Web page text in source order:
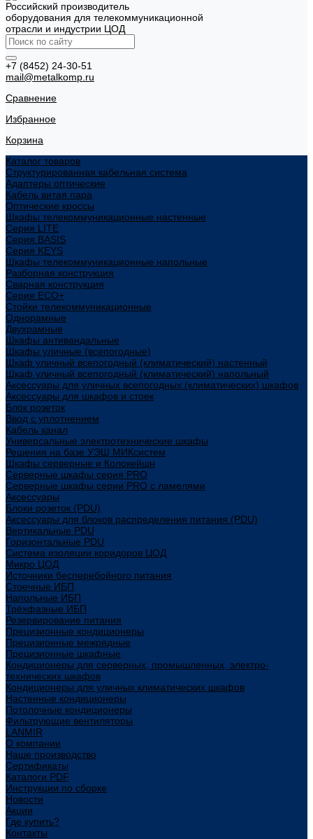
Российский производитель
оборудования для телекоммуникационной
отрасли и индустрии ЦОД
+7 (8452) 24-30-51
mail@metalkomp.ru
Сравнение
Избранное
Корзина
Каталог товаров
Структурированная кабельная система
Адаптеры оптические
Кабель витая пара
Оптические кроссы
Шкафы телекоммуникационные настенные
Cерия LITE
Cерия BASIS
Cерия KEYS
Шкафы телекоммуникационные напольные
Разборная конструкция
Сварная конструкция
Серия ECO+
Стойки телекоммуникационные
Однорамные
Двухрамные
Шкафы антивандальные
Шкафы уличные (всепогодные)
Шкаф уличный всепогодный (климатический) настенный
Шкаф уличный всепогодный (климатический) напольный
Аксессуары для уличных всепогодных (климатических) шкафов
Аксессуары для шкафов и стоек
Блок розеток
Ввод с уплотнением
Кабель канал
Универсальные электротехнические шкафы
Решения на базе УЭШ МИКсистем
Шкафы серверные и Колокейшн
Серверные шкафы серия PRO
Серверные шкафы серии PRO с ламелями
Аксессуары
Блоки розеток (PDU)
Аксессуары для блоков распределения питания (PDU)
Вертикальные PDU
Горизонтальные PDU
Система изоляции коридоров ЦОД
Микро ЦОД
Источники бесперебойного питания
Стоечные ИБП
Напольные ИБП
Трёхфазные ИБП
Резервирование питания
Прецизионные кондиционеры
Прецизионные межрядные
Прецизионные шкафные
Кондиционеры для серверных, промышленных, электро-
технических шкафов
Кондиционеры для уличных климатических шкафов
Настенные кондиционеры
Потолочные кондиционеры
Фильтрующие вентиляторы
LANMIR
О компании
Наше производство
Сертификаты
Каталоги PDF
Инструкции по сборке
Новости
Акции
Где купить?
Контакты